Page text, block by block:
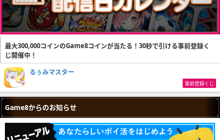
最大300,000コインのGame8コインが当たる！30秒で引ける事前登録く
じ開催中！
るぅみマスター
事前登録くじ
Game8からのお知らせ